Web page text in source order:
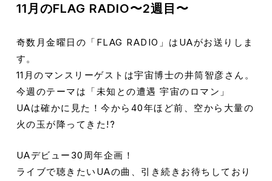
11月のFLAG RADIO〜2週目〜
奇数月金曜日の「FLAG RADIO」はUAがお送りしま
す。
11月のマンスリーゲストは宇宙博士の井筒智彦さん。
今週のテーマは「未知との遭遇 宇宙のロマン」
UAは確かに見た！今から40年ほど前、空から大量の
火の玉が降ってきた!?
UAデビュー30周年企画！
ライブで聴きたいUAの曲、引き続きお待ちしており